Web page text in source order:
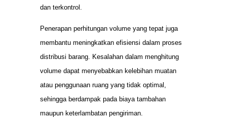
dan terkontrol.
Penerapan perhitungan volume yang tepat juga
membantu meningkatkan efisiensi dalam proses
distribusi barang. Kesalahan dalam menghitung
volume dapat menyebabkan kelebihan muatan
atau penggunaan ruang yang tidak optimal,
sehingga berdampak pada biaya tambahan
maupun keterlambatan pengiriman.